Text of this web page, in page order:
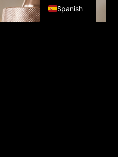
Spanish